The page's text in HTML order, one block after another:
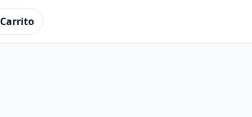
Carrito